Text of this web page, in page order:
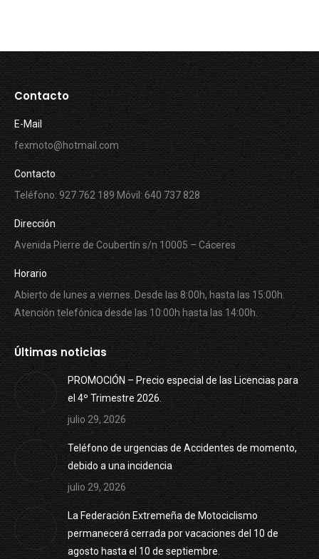
Contacto
E-Mail
fexmoto@hotmail.com
Contacto
Teléfono: 927 762 189 Móvil: 640 737 828
Dirección
Avenida Pierre de Coubertín s/n 10005 – Cáceres
Horario
Abierto de lunes a viernes. Desde las 8:00h, hasta las 15:00h.
Atención telefónica desde las 10:00h hasta las 14:00h.
Últimas noticias
PROMOCIÓN – Precio especial de las Licencias para
el 4º Trimestre 2026.
julio 29, 2026
Teléfono de urgencias de Accidentes de momento,
debido a una incidencia
julio 29, 2026
La Federación Extremeña de Motociclismo
permanecerá cerrada por vacaciones del 10 de
agosto hasta el 10 de septiembre.